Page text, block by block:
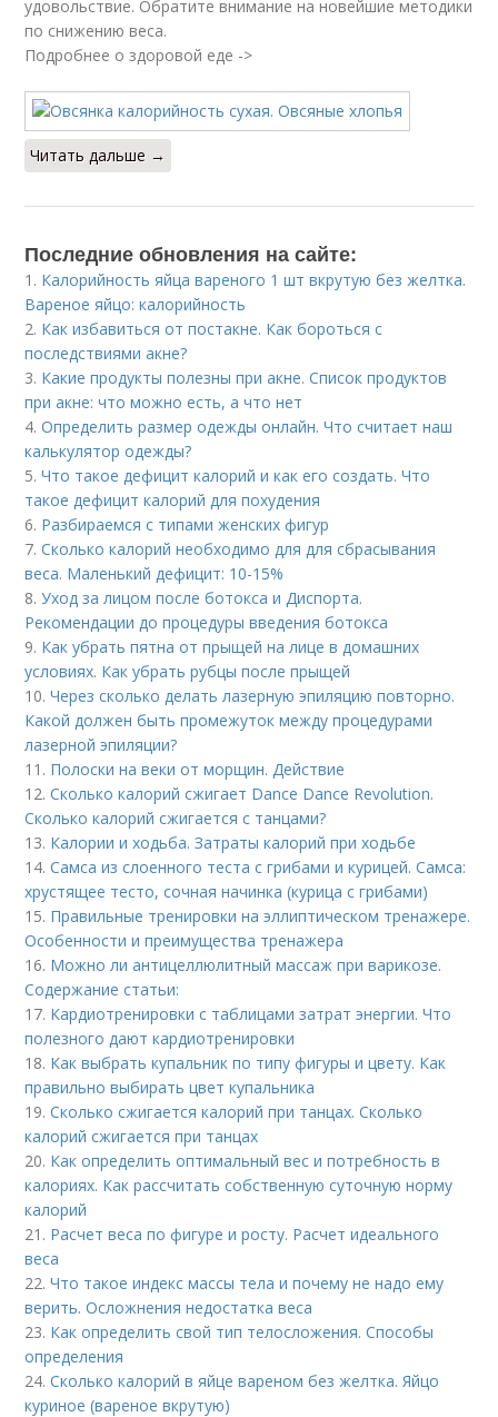
удовольствие. Обратите внимание на новейшие методики
по снижению веса.
Подробнее о здоровой еде ->
Читать дальше →
Последние обновления на сайте:
1. Калорийность яйца вареного 1 шт вкрутую без желтка.
Вареное яйцо: калорийность
2. Как избавиться от постакне. Как бороться с
последствиями акне?
3. Какие продукты полезны при акне. Список продуктов
при акне: что можно есть, а что нет
4.Определить размер одежды онлайн. Что считает наш
калькулятор одежды?
5.Что такое дефицит калорий и как его создать. Что
такое дефицит калорий для похудения
6. Разбираемся с типами женских фигур
7.Сколько калорий необходимо для для сбрасывания
веса. Маленький дефицит: 10-15%
8.Уход за лицом после ботокса и Диспорта.
Рекомендации до процедуры введения ботокса
9. Как убрать пятна от прыщей на лице в домашних
условиях. Как убрать рубцы после прыщей
10.Через сколько делать лазерную эпиляцию повторно.
Какой должен быть промежуток между процедурами
лазерной эпиляции?
11. Полоски на веки от морщин. Действие
12.Сколько калорий сжигает Dance Dance Revolution.
Сколько калорий сжигается с танцами?
13. Калории и ходьба. Затраты калорий при ходьбе
14.Самса из слоенного теста с грибами и курицей. Самса:
хрустящее тесто, сочная начинка (курица с грибами)
15. Правильные тренировки на эллиптическом тренажере.
Особенности и преимущества тренажера
16. Можно ли антицеллюлитный массаж при варикозе.
Содержание статьи:
17. Кардиотренировки с таблицами затрат энергии. Что
полезного дают кардиотренировки
18. Как выбрать купальник по типу фигуры и цвету. Как
правильно выбирать цвет купальника
19.Сколько сжигается калорий при танцах. Сколько
калорий сжигается при танцах
20. Как определить оптимальный вес и потребность в
калориях. Как рассчитать собственную суточную норму
калорий
21. Расчет веса по фигуре и росту. Расчет идеального
веса
22.Что такое индекс массы тела и почему не надо ему
верить. Осложнения недостатка веса
23. Как определить свой тип телосложения. Способы
определения
24.Сколько калорий в яйце вареном без желтка. Яйцо
куриное (вареное вкрутую)